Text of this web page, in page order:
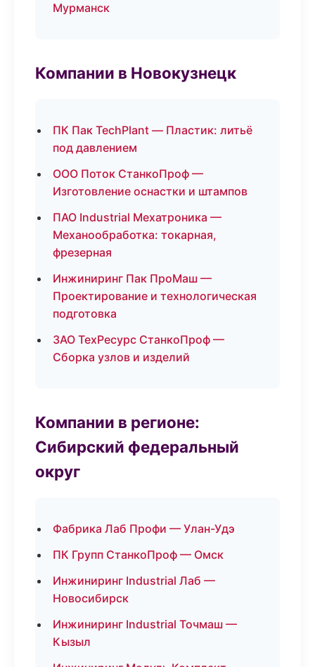
Мурманск
Компании в Новокузнецк
ПК Пак TechPlant — Пластик: литьё
под давлением
ООО Поток СтанкоПроф —
Изготовление оснастки и штампов
ПАО Industrial Мехатроника —
Механообработка: токарная,
фрезерная
Инжиниринг Пак ПроМаш —
Проектирование и технологическая
подготовка
ЗАО ТехРесурс СтанкоПроф —
Сборка узлов и изделий
Компании в регионе:
Сибирский федеральный
округ
Фабрика Лаб Профи — Улан-Удэ
ПК Групп СтанкоПроф — Омск
Инжиниринг Industrial Лаб —
Новосибирск
Инжиниринг Industrial Точмаш —
Кызыл